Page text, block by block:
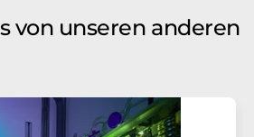
von unseren anderen